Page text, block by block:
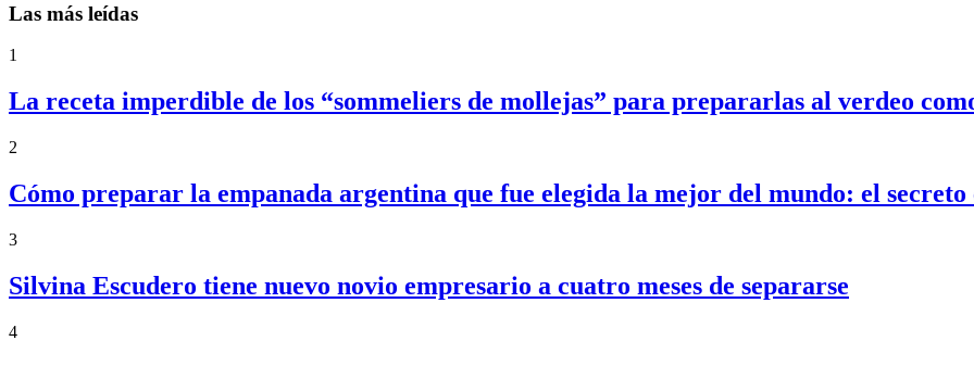
Las más leídas
1
La receta imperdible de los “sommeliers de mollejas” para prepararlas al verdeo
2
Cómo preparar la empanada argentina que fue elegida la mejor del mundo: el secreto
3
Silvina Escudero tiene nuevo novio empresario a cuatro meses de separarse
4